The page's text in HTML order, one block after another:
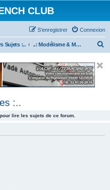
CLUB
Connexion
S’enregistrer
Sujets :.. ..: Modélisme & Miniatures :..
e
:..
lire les sujets de ce forum.